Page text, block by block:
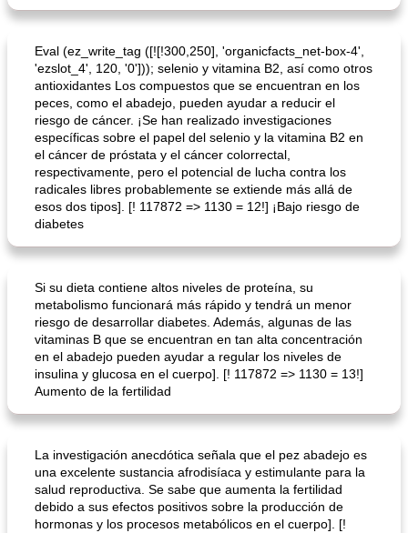
Eval (ez_write_tag ([![!300,250], 'organicfacts_net-box-4',
'ezslot_4', 120, '0'])); selenio y vitamina B2, así como otros
antioxidantes Los compuestos que se encuentran en los
peces, como el abadejo, pueden ayudar a reducir el
riesgo de cáncer. ¡Se han realizado investigaciones
específicas sobre el papel del selenio y la vitamina B2 en
el cáncer de próstata y el cáncer colorrectal,
respectivamente, pero el potencial de lucha contra los
radicales libres probablemente se extiende más allá de
esos dos tipos]. [! 117872 => 1130 = 12!] ¡Bajo riesgo de
diabetes
Si su dieta contiene altos niveles de proteína, su
metabolismo funcionará más rápido y tendrá un menor
riesgo de desarrollar diabetes. Además, algunas de las
vitaminas B que se encuentran en tan alta concentración
en el abadejo pueden ayudar a regular los niveles de
insulina y glucosa en el cuerpo]. [! 117872 => 1130 = 13!]
Aumento de la fertilidad
La investigación anecdótica señala que el pez abadejo es
una excelente sustancia afrodisíaca y estimulante para la
salud reproductiva. Se sabe que aumenta la fertilidad
debido a sus efectos positivos sobre la producción de
hormonas y los procesos metabólicos en el cuerpo]. [!